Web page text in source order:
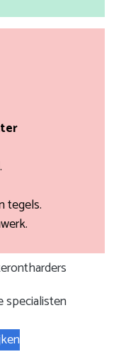
tegels.
specialisten